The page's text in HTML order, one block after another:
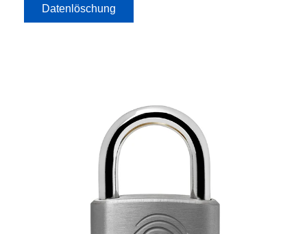
Datenlöschung